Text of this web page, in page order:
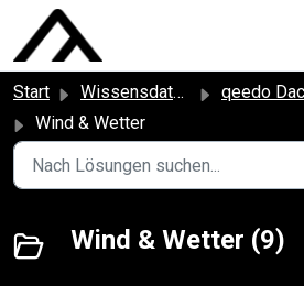
Zum hauptsächlichen Inhalt gehen
Start Wissensdatenbank
qeedo
Wind & Wetter
Wind & Wetter (9)